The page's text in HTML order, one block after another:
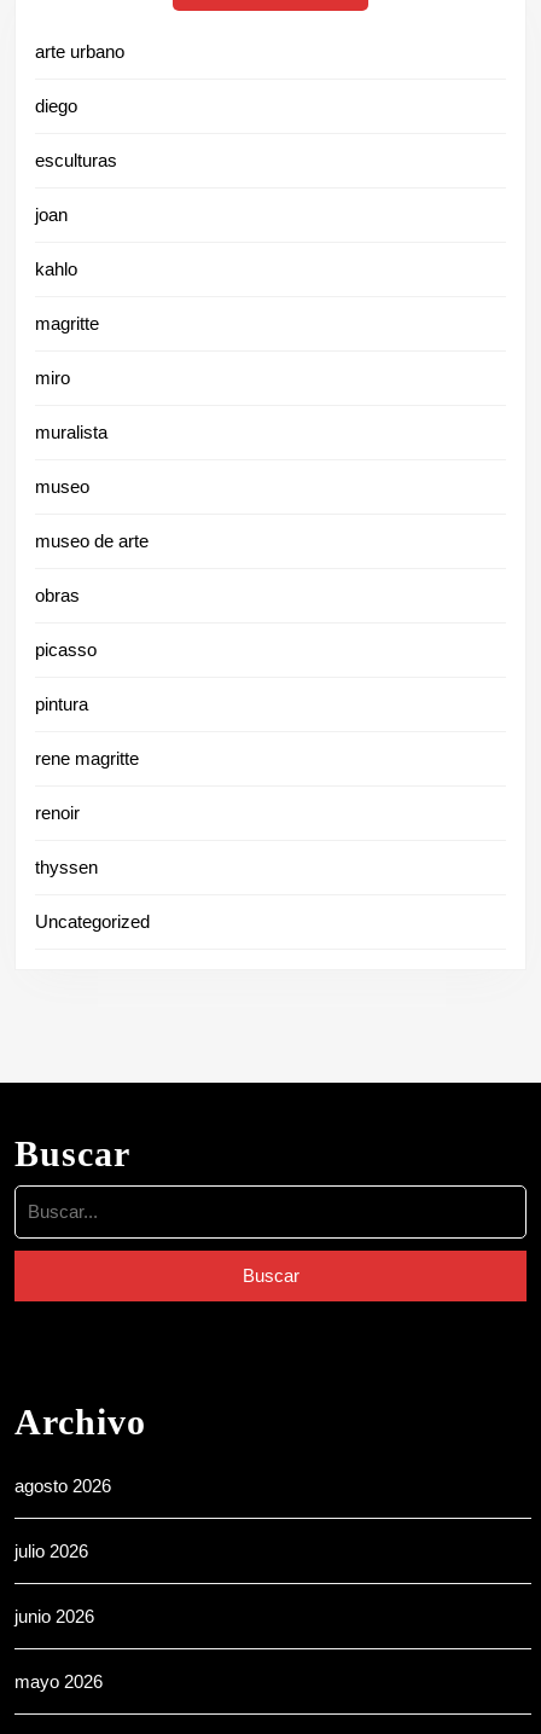
arte urbano
diego
esculturas
joan
kahlo
magritte
miro
muralista
museo
museo de arte
obras
picasso
pintura
rene magritte
renoir
thyssen
Uncategorized
Buscar
Buscar:
Archivo
agosto 2026
julio 2026
junio 2026
mayo 2026